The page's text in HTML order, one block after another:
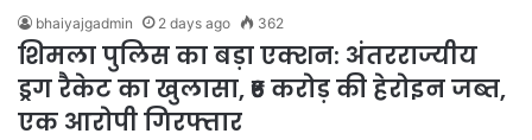
bhaiyajgadmin 2 days ago 362
शिमला पुलिस का बड़ा एक्शन: अंतरराज्यीय
ड्रग रैकेट का खुलासा, ₹6 करोड़ की हेरोइन जब्त,
एक आरोपी गिरफ्तार